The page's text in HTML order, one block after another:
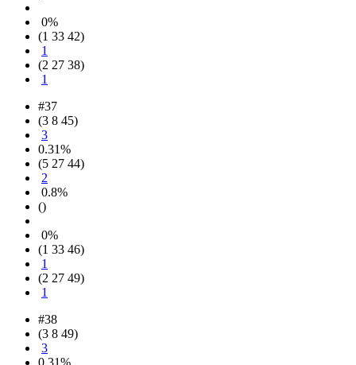
0%
(1 33 42)
1
(2 27 38)
1
#37
(3 8 45)
3
0.31%
(5 27 44)
2
0.8%
()
0%
(1 33 46)
1
(2 27 49)
1
#38
(3 8 49)
3
0.31%